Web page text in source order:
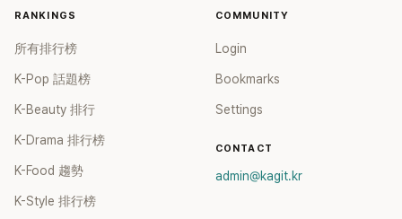
RANKINGS
所有排行榜
K-Pop 話題榜
K-Beauty 排行
K-Drama 排行榜
K-Food 趨勢
K-Style 排行榜
COMMUNITY
Login
Bookmarks
Settings
CONTACT
admin@kagit.kr